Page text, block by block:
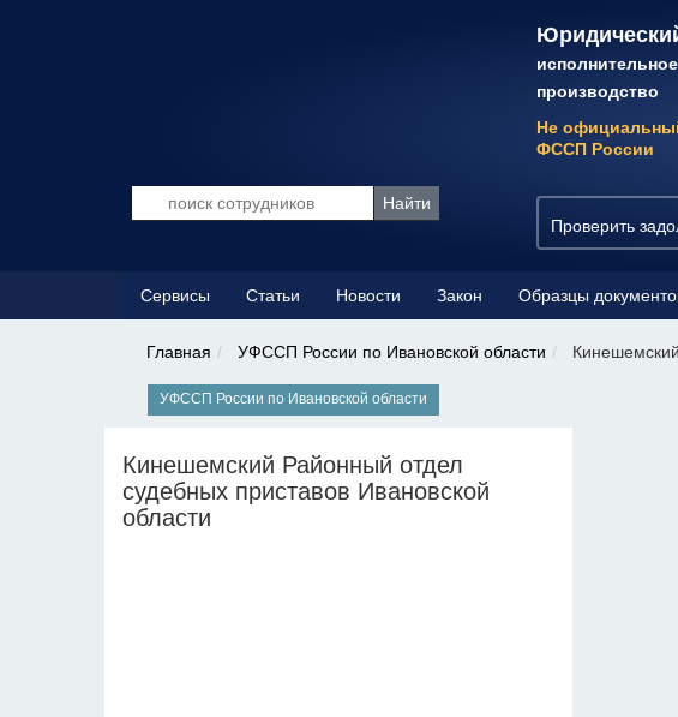
исполнительное
производство
Не
ФССП России
Проверить
Сервисы Статьи Новости Закон Образцы
Главная УФССП России по Ивановской области
УФССП России по Ивановской области
Кинешемский Районный отдел
судебных приставов Ивановской
области